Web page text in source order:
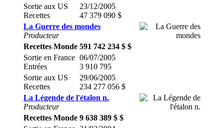
Sortie aux US
Recettes
23/12/2005
47 379 090 $
La Guerre des mondes
Producteur
Recettes Monde 591 742 234 $ $
Sortie en France
Entrées
06/07/2005
3 910 795
Sortie aux US
Recettes
29/06/2005
234 277 056 $
La Légende de l'étalon n.
Producteur
Recettes Monde 9 638 389 $ $